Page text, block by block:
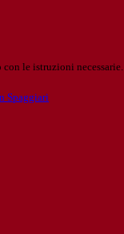
le istruzioni necessarie.
Spaggiari